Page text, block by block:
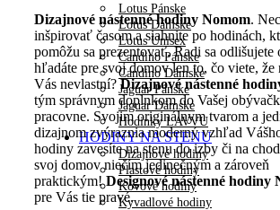
Lotus Pánske
Lotus Dámske
Lotus Unisex
Candino Pánske
Candino Dámske
Jaguar Pánske
Jaguar Dámske
Hodinky LAVVU
HODINY NA STENU
Dizajnové hodiny
Plastové hodiny
Kovové hodiny
Kyvadlové hodiny
Dizajnové nástenné hodiny Nomom.
inšpirovať časom a siahnite po hodinách,
pomôžu sa prezentovať. Radi sa odlišujete
hľadáte pre svoj domov len to, čo viete,
Vás nevlastní?Dizajnové nástenné
tým správnym doplnkom do Vašej
pracovne. Svojim originálnym tvarom a
dizajnom zvýraznia moderný vzhľad
hodiny zavesíte na stenu do izby či na
svoj domov niečím jedinečným a zároveň
praktickým!Designové nástenné hodiny
pre Vás tie pravé.